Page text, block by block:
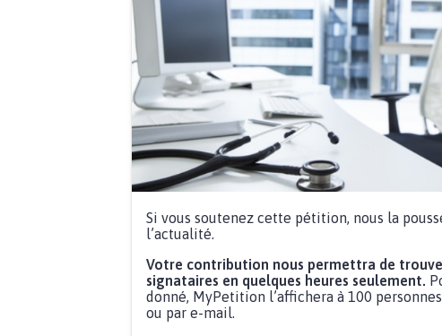
Si vous soutenez cette pétition, nous la
l’actualité.
Votre contribution nous permettra de
signataires en quelques heures seulement.
donné, MyPetition l’affichera à 100
ou par e-mail.